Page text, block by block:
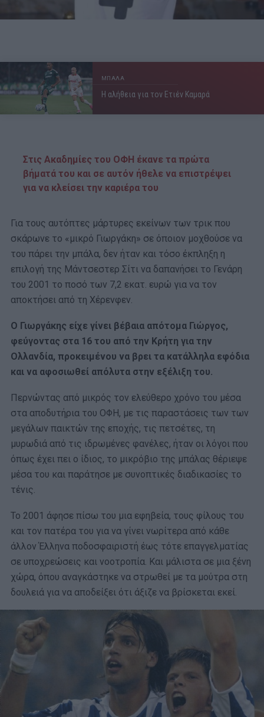
ΜΠΑΛΑ
Η αλήθεια για τον Ετιέν Καμαρά
Στις Ακαδημίες του ΟΦΗ έκανε τα πρώτα
βήματά του και σε αυτόν ήθελε να επιστρέψει
για να κλείσει την καριέρα του
Για τους αυτόπτες μάρτυρες εκείνων των τρικ που
σκάρωνε το «μικρό Γιωργάκη» σε όποιον μοχθούσε να
του πάρει την μπάλα, δεν ήταν και τόσο έκπληξη η
επιλογή της Μάντσεστερ Σίτι να δαπανήσει το Γενάρη
του 2001 το ποσό των 7,2 εκατ. ευρώ για να τον
αποκτήσει από τη Χέρενφεν.
Ο Γιωργάκης είχε γίνει βέβαια απότομα Γιώργος,
φεύγοντας στα 16 του από την Κρήτη για την
Ολλανδία, προκειμένου να βρει τα κατάλληλα εφόδια
και να αφοσιωθεί απόλυτα στην εξέλιξη του.
Περνώντας από μικρός τον ελεύθερο χρόνο του μέσα
στα αποδυτήρια του ΟΦΗ, με τις παραστάσεις των των
μεγάλων παικτών της εποχής, τις πετσέτες, τη
μυρωδιά από τις ιδρωμένες φανέλες, ήταν οι λόγοι που
όπως έχει πει ο ίδιος, το μικρόβιο της μπάλας θέριεψε
μέσα του και παράτησε με συνοπτικές διαδικασίες το
τένις.
Το 2001 άφησε πίσω του μια εφηβεία, τους φίλους του
και τον πατέρα του για να γίνει νωρίτερα από κάθε
άλλον Έλληνα ποδοσφαιριστή έως τότε επαγγελματίας
σε υποχρεώσεις και νοοτροπία. Και μάλιστα σε μια ξένη
χώρα, όπου αναγκάστηκε να στρωθεί με τα μούτρα στη
δουλειά για να αποδείξει ότι άξιζε να βρίσκεται εκεί.